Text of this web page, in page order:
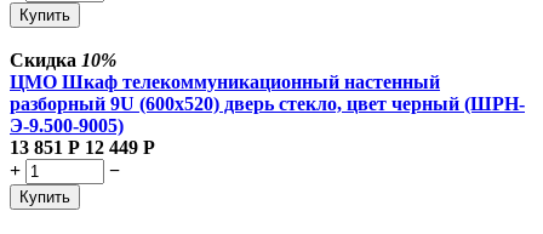
Купить
Скидка 10%
ЦМО Шкаф телекоммуникационный настенный
разборный 9U (600х520) дверь стекло, цвет черный (ШРН-
Э-9.500-9005)
13 851 Р 12 449 Р
+
−
Купить